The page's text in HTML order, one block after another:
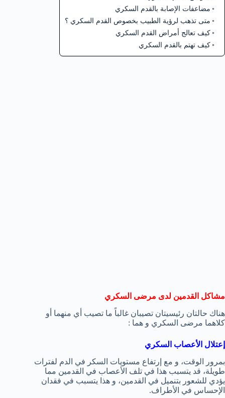
مضاعفات الإصابة بالقدم السكري
متى تذهب لرؤية الطبيب بخصوص القدم السكري ؟
كيف تعالج أمراض القدم السكري
كيف تهتم بالقدم السكري
مشاكل القدمين لدى مرضى السكري
هناك حالتان رئيسيتان تصيبان غالباً ما تصيب أي منهما أو
كلاهما مرضى السكري و هما :
إعتلال الأعصاب السكري
بمرور الوقت، و مع إرتفاع مستويات السكر في الدم لفترات
طويلة، قد يتسبب هذا في تلف الأعصاب في القدمين مما
يؤدي للشعور بتنميل في القدمين، و هذا يتسبب في فقدان
الإحساس في الأطراف.